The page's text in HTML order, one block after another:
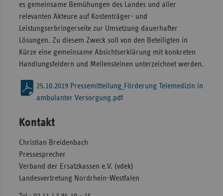
es gemeinsame Bemühungen des Landes und aller
relevanten Akteure auf Kostenträger- und
Leistungserbringerseite zur Umsetzung dauerhafter
Lösungen. Zu diesem Zweck soll von den Beteiligten in
Kürze eine gemeinsame Absichtserklärung mit konkreten
Handlungsfeldern und Meilensteinen unterzeichnet werden.
25.10.2019 Pressemitteilung_Förderung Telemedizin in
ambulanter Versorgung.pdf
Kontakt
Christian Breidenbach
Pressesprecher
Verband der Ersatzkassen e.V. (vdek)
Landesvertretung Nordrhein-Westfalen